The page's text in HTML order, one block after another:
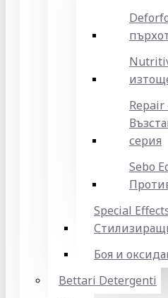
Repair
серия
Sebo
Special
Боя и
Bettari Detergenti